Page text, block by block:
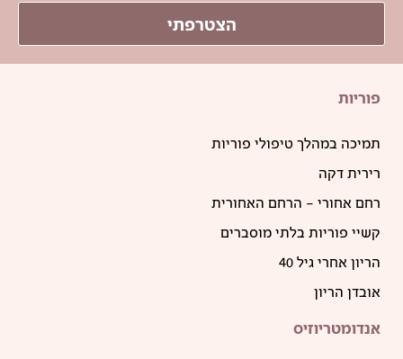
הצטרפתי
פוריות
תמיכה במהלך טיפולי פוריות
רירית דקה
רחם אחורי – הרחם האחורית
קשיי פוריות בלתי מוסברים
הריון אחרי גיל 40
אובדן הריון
אנדומטריוזיס